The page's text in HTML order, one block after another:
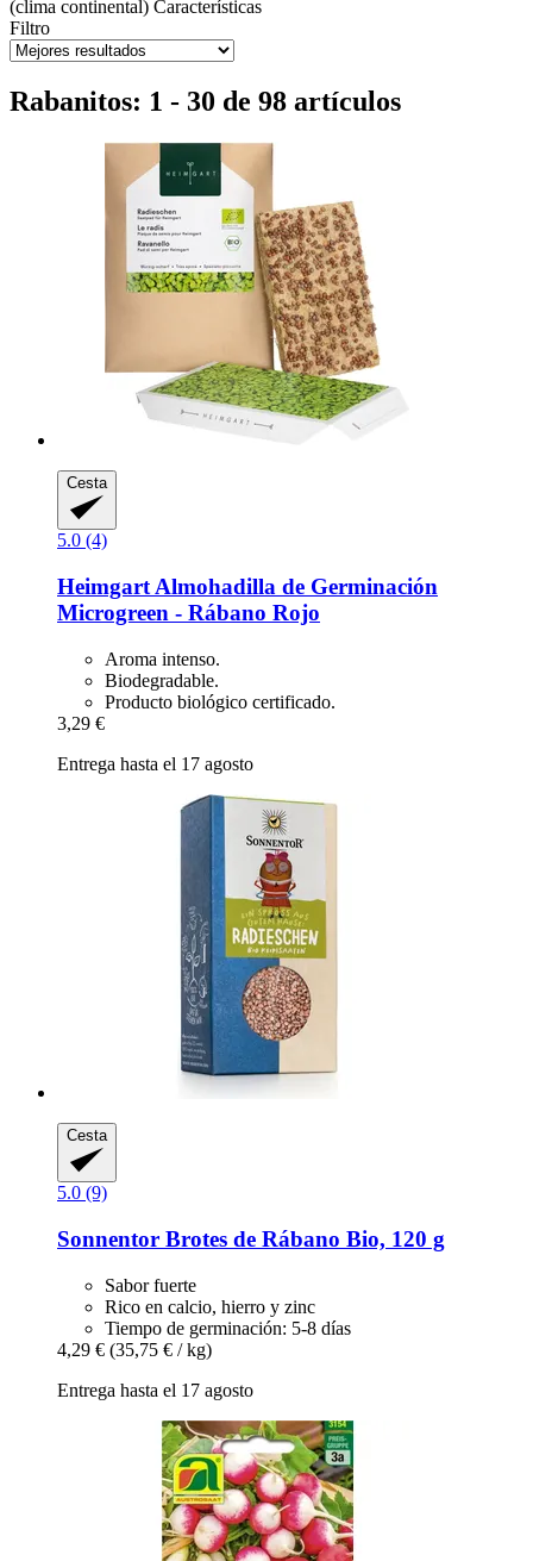
(clima continental) Características
Filtro
Rabanitos: 1 - 30 de 98 artículos
Cesta
5.0 (4)
Heimgart Almohadilla de Germinación
Microgreen -​ Rábano Rojo
Aroma intenso.
Biodegradable.
Producto biológico certificado.
3,29 €
Entrega hasta el 17 agosto
Cesta
5.0 (9)
Sonnentor Brotes de Rábano Bio, 120 g
Sabor fuerte
Rico en calcio, hierro y zinc
Tiempo de germinación: 5-8 días
4,29 € (35,75 € / kg)
Entrega hasta el 17 agosto